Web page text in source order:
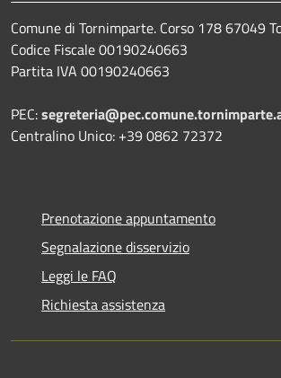
Comune di Tornimparte. Corso 178 67049
Codice Fiscale 00190240663
Partita IVA 00190240663
PEC:
Centralino Unico: +39 0862 72372
Prenotazione appuntamento
Segnalazione disservizio
Leggi le FAQ
Richiesta assistenza